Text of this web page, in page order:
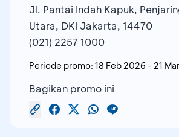
Jl. Pantai Indah Kapuk,
Utara, DKI Jakarta, 14470
(021) 2257 1000
Periode promo: 18 Feb 2026 - 21
Bagikan promo ini